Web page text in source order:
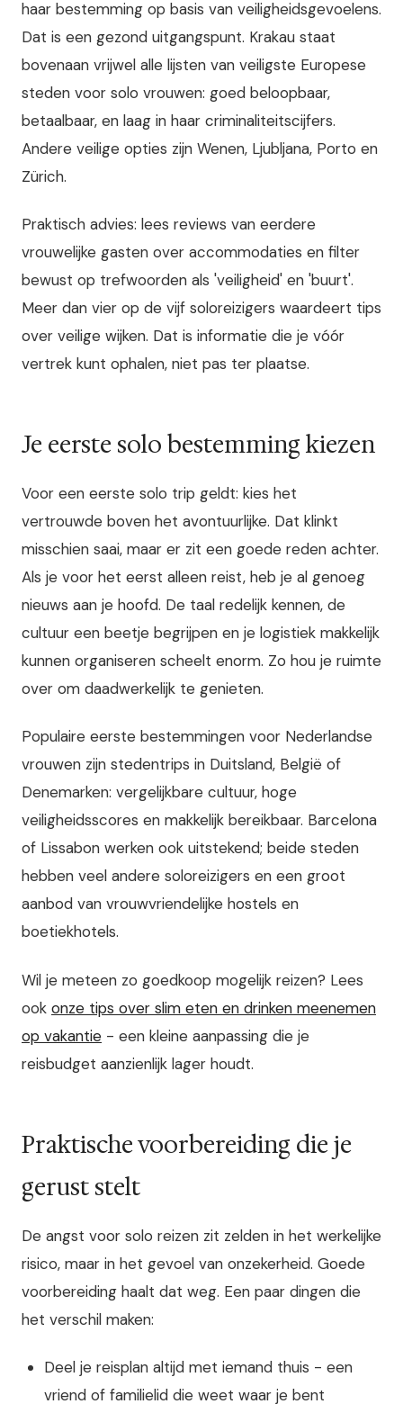
haar bestemming op basis van veiligheidsgevoelens.
Dat is een gezond uitgangspunt. Krakau staat
bovenaan vrijwel alle lijsten van veiligste Europese
steden voor solo vrouwen: goed beloopbaar,
betaalbaar, en laag in haar criminaliteitscijfers.
Andere veilige opties zijn Wenen, Ljubljana, Porto en
Zürich.
Praktisch advies: lees reviews van eerdere
vrouwelijke gasten over accommodaties en filter
bewust op trefwoorden als 'veiligheid' en 'buurt'.
Meer dan vier op de vijf soloreizigers waardeert tips
over veilige wijken. Dat is informatie die je vóór
vertrek kunt ophalen, niet pas ter plaatse.
Je eerste solo bestemming kiezen
Voor een eerste solo trip geldt: kies het
vertrouwde boven het avontuurlijke. Dat klinkt
misschien saai, maar er zit een goede reden achter.
Als je voor het eerst alleen reist, heb je al genoeg
nieuws aan je hoofd. De taal redelijk kennen, de
cultuur een beetje begrijpen en je logistiek makkelijk
kunnen organiseren scheelt enorm. Zo hou je ruimte
over om daadwerkelijk te genieten.
Populaire eerste bestemmingen voor Nederlandse
vrouwen zijn stedentrips in Duitsland, België of
Denemarken: vergelijkbare cultuur, hoge
veiligheidsscores en makkelijk bereikbaar. Barcelona
of Lissabon werken ook uitstekend; beide steden
hebben veel andere soloreizigers en een groot
aanbod van vrouwvriendelijke hostels en
boetiekhotels.
Wil je meteen zo goedkoop mogelijk reizen? Lees
ook onze tips over slim eten en drinken meenemen
op vakantie - een kleine aanpassing die je
reisbudget aanzienlijk lager houdt.
Praktische voorbereiding die je
gerust stelt
De angst voor solo reizen zit zelden in het werkelijke
risico, maar in het gevoel van onzekerheid. Goede
voorbereiding haalt dat weg. Een paar dingen die
het verschil maken:
Deel je reisplan altijd met iemand thuis - een
vriend of familielid die weet waar je bent